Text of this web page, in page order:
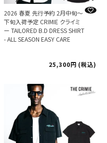
2026 春夏 先行予約 2月中旬～
下旬入荷予定 CRIMIE クライミ
ー TAILORED B.D DRESS SHIRT
- ALL SEASON EASY CARE
25,300 税込